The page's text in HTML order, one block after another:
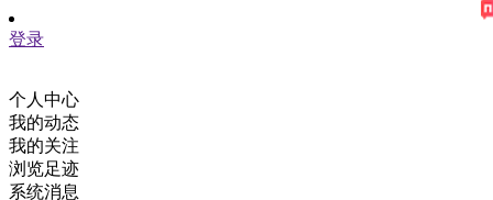
登录
个人中心
我的动态
我的关注
浏览足迹
系统消息